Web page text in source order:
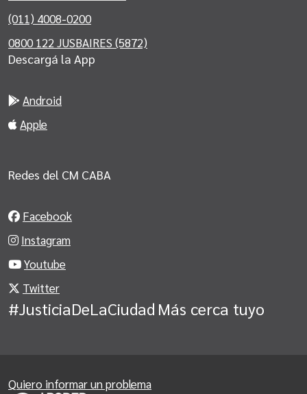
(011) 4008-0200
0800 122 JUSBAIRES (5872)
Descargá la App
Android
Apple
Redes del CM CABA
Facebook
Instagram
Youtube
Twitter
#JusticiaDeLaCiudad Más cerca tuyo
Quiero informar un problema